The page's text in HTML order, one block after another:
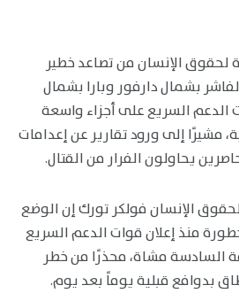
لحقوق الإنسان من تصاعد خطير
بشمال دارفور وبارا بشمال
الدعم السريع على أجزاء واسعة
مشيرًا إلى ورود تقارير عن إعدامات
يحاولون الفرار من القتال.
الإنسان فولكر تورك إن الوضع
منذ إعلان قوات الدعم السريع
السادسة مشاة، محذرًا من خطر
بدوافع قبلية يوماً بعد يوم.